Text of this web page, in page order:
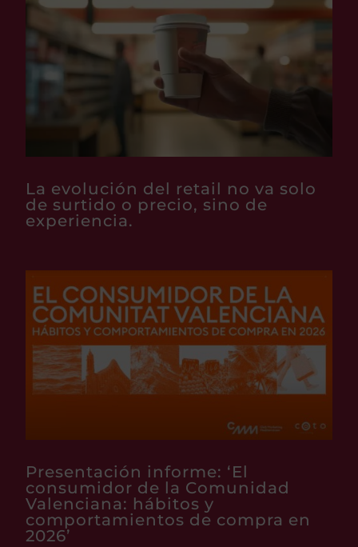
La evolución del retail no va solo
de surtido o precio, sino de
experiencia.
Presentación informe: ‘El
consumidor de la Comunidad
Valenciana: hábitos y
comportamientos de compra en
2026’